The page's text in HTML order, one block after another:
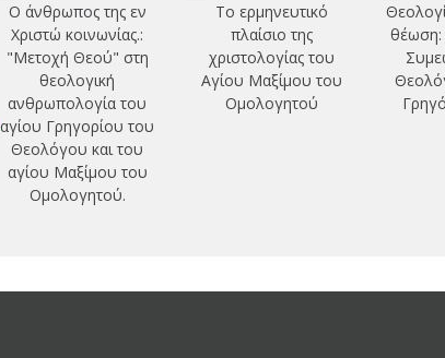
Ο άνθρωπος της εν
Χριστώ κοινωνίας.:
"Μετοχή Θεού" στη
θεολογική
ανθρωπολογία του
αγίου Γρηγορίου του
Θεολόγου και του
αγίου Μαξίμου του
Ομολογητού.
Το ερμηνευτικό
πλαίσιο της
χριστολογίας του
Αγίου Μαξίμου του
Ομολογητού
θέωση: